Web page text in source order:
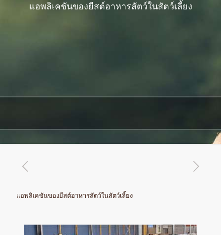
แอพลิเคชันของยีสต์อาหารสัตว์ในสัตว์เลี้ยง
แอพลิเคชันของยีสต์อาหารสัตว์ในสัตว์เลี้ยง